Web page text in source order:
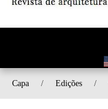
Capa / Edições /